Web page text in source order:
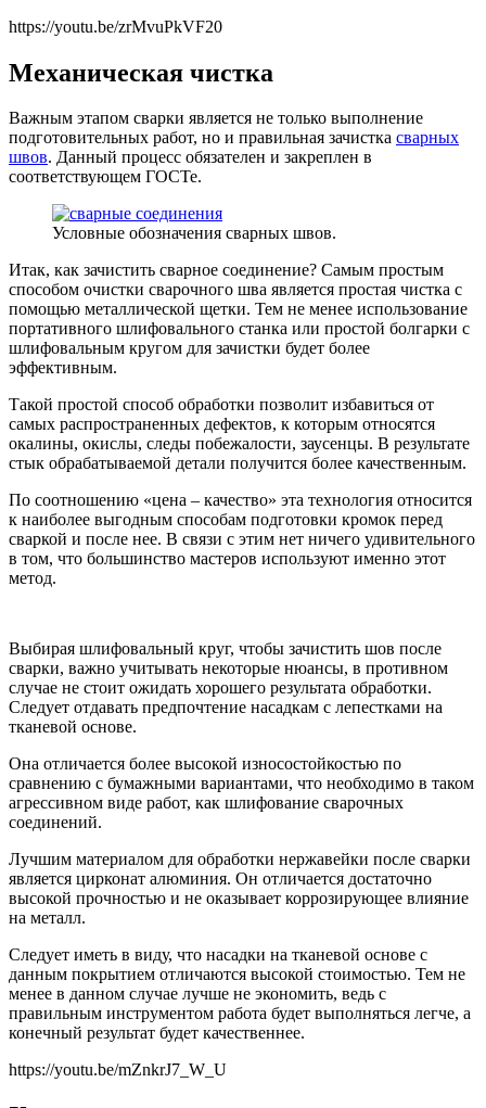
https://youtu.be/zrMvuPkVF20
Механическая чистка
Важным этапом сварки является не только выполнение
подготовительных работ, но и правильная зачистка сварных
швов. Данный процесс обязателен и закреплен в
соответствующем ГОСТе.
Условные обозначения сварных швов.
Итак, как зачистить сварное соединение? Самым простым
способом очистки сварочного шва является простая чистка с
помощью металлической щетки. Тем не менее использование
портативного шлифовального станка или простой болгарки с
шлифовальным кругом для зачистки будет более
эффективным.
Такой простой способ обработки позволит избавиться от
самых распространенных дефектов, к которым относятся
окалины, окислы, следы побежалости, заусенцы. В результате
стык обрабатываемой детали получится более качественным.
По соотношению «цена – качество» эта технология относится
к наиболее выгодным способам подготовки кромок перед
сваркой и после нее. В связи с этим нет ничего удивительного
в том, что большинство мастеров используют именно этот
метод.
Выбирая шлифовальный круг, чтобы зачистить шов после
сварки, важно учитывать некоторые нюансы, в противном
случае не стоит ожидать хорошего результата обработки.
Следует отдавать предпочтение насадкам с лепестками на
тканевой основе.
Она отличается более высокой износостойкостью по
сравнению с бумажными вариантами, что необходимо в таком
агрессивном виде работ, как шлифование сварочных
соединений.
Лучшим материалом для обработки нержавейки после сварки
является цирконат алюминия. Он отличается достаточно
высокой прочностью и не оказывает коррозирующее влияние
на металл.
Следует иметь в виду, что насадки на тканевой основе с
данным покрытием отличаются высокой стоимостью. Тем не
менее в данном случае лучше не экономить, ведь с
правильным инструментом работа будет выполняться легче, а
конечный результат будет качественнее.
https://youtu.be/mZnkrJ7_W_U